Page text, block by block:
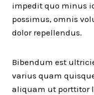
impedit quo minus
possimus, omnis
dolor repellendus.
Bibendum est
varius quam
aliquam ut porttitor